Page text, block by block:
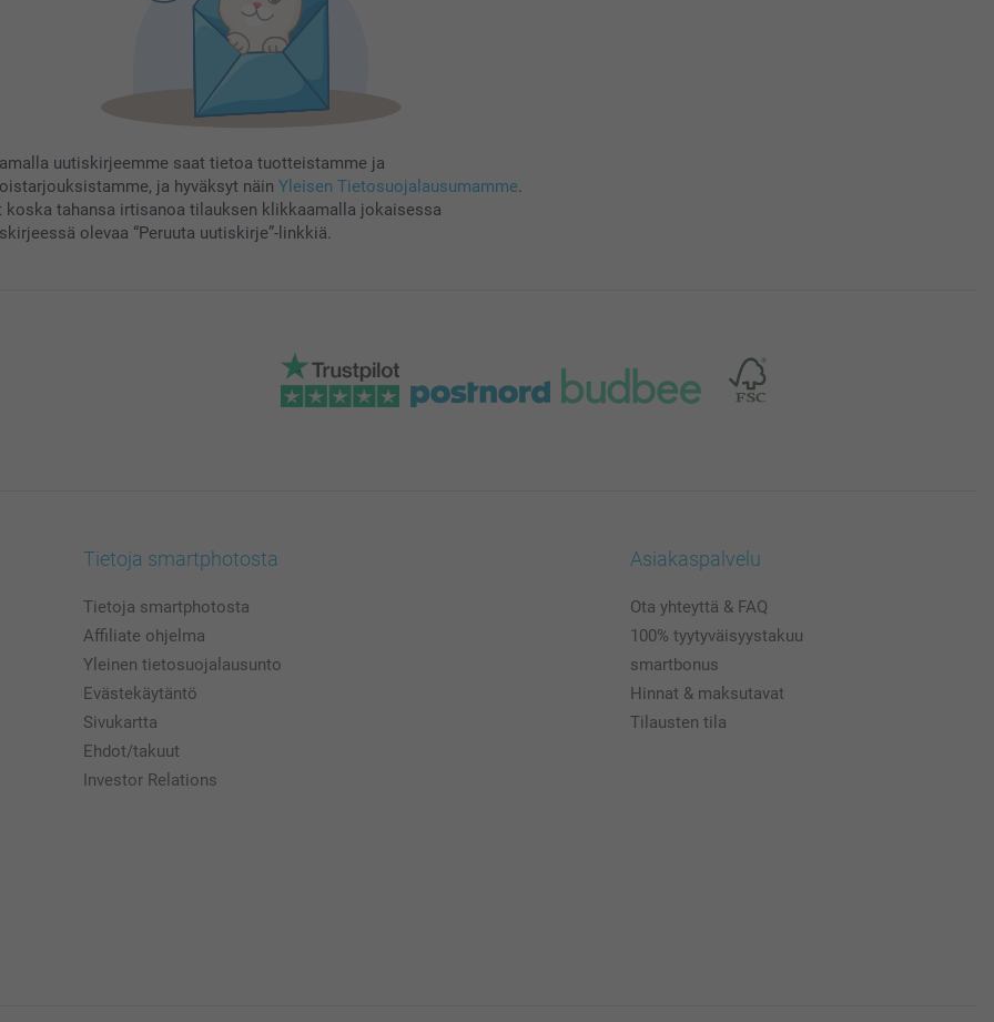
uutiskirjeemme saat tietoa tuotteistamme ja
ja hyväksyt näin Yleisen Tietosuojalausumamme.
koska tahansa irtisanoa tilauksen klikkaamalla jokaisessa
olevaa “Peruuta uutiskirje”-linkkiä.
Tietoja smartphotosta
Tietoja smartphotosta
Affiliate ohjelma
Yleinen tietosuojalausunto
Evästekäytäntö
Sivukartta
Ehdot/takuut
Investor Relations
Asiakaspalvelu
Ota yhteyttä & FAQ
100% tyytyväisyystakuu
smartbonus
Hinnat & maksutavat
Tilausten tila